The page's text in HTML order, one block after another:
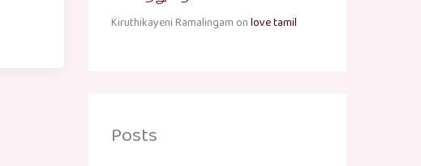
Kiruthikayeni Ramalingam onlove tamil
Posts